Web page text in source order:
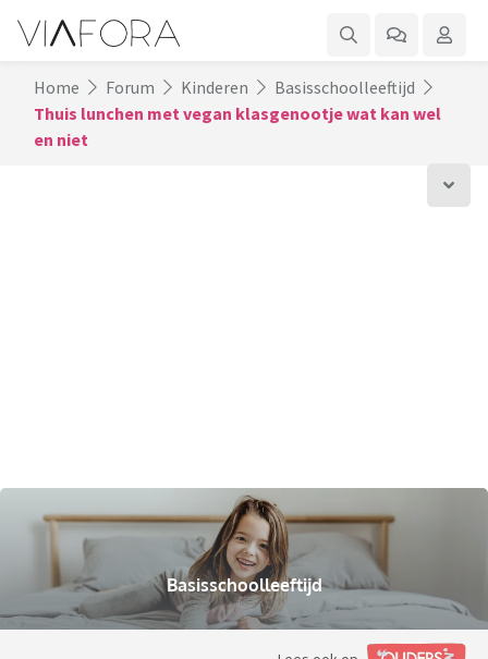
Home Forum Kinderen
Basisschoolleeftijd
Thuis lunchen met vegan klasgenootje wat kan wel
en niet
Basisschoolleeftijd